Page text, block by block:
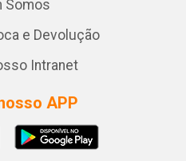
Somos
e Devolução
Intranet
APP